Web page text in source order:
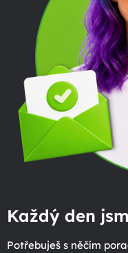
Každý den
Potřebuješ s něčím